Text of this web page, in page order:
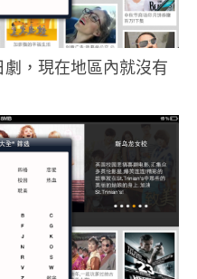
，現在地區內就沒有